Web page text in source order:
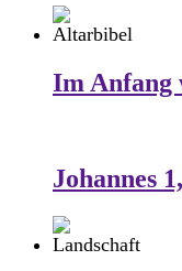
Im Anfang
Johannes